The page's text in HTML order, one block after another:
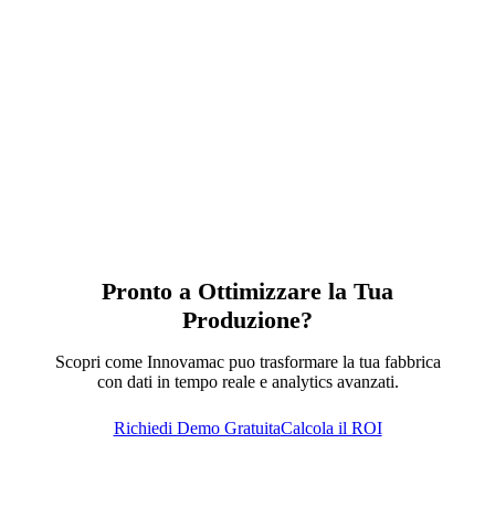
Pronto a Ottimizzare la Tua
Produzione?
Scopri come Innovamac puo trasformare la tua fabbrica
con dati in tempo reale e analytics avanzati.
Richiedi Demo GratuitaCalcola il ROI